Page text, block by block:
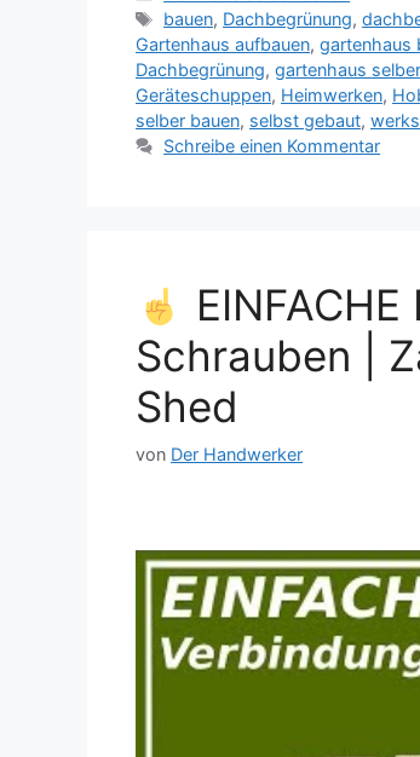
Schlagwörter
bauen, Dachbegrünung,
Gartenhaus aufbauen, gartenhaus
Dachbegrünung, gartenhaus
Geräteschuppen, Heimwerken,
selber bauen, selbst gebaut,
Schreibe einen Kommentar
Schrauben |
Shed
von Der Handwerker
Dieses Video auf YouTube